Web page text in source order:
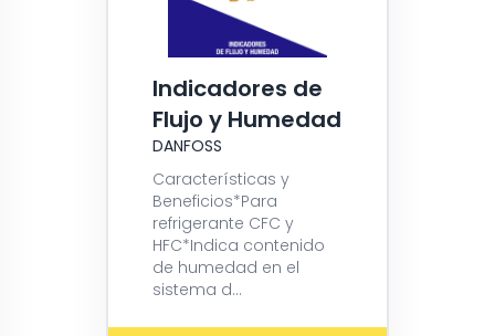
Indicadores de
Flujo y Humedad
DANFOSS
Características y
Beneficios*Para
refrigerante CFC y
HFC*Indica contenido
de humedad en el
sistema d...